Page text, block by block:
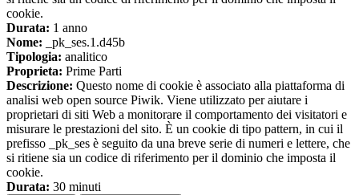
cookie.
Durata: 1 anno
Nome: _pk_ses.1.d45b
Tipologia: analitico
Proprieta: Prime Parti
Descrizione: Questo nome di cookie è associato alla piattaforma di
analisi web open source Piwik. Viene utilizzato per aiutare i
proprietari di siti Web a monitorare il comportamento dei visitatori e
misurare le prestazioni del sito. È un cookie di tipo pattern, in cui il
prefisso _pk_ses è seguito da una breve serie di numeri e lettere, che
si ritiene sia un codice di riferimento per il dominio che imposta il
cookie.
Durata: 30 minuti